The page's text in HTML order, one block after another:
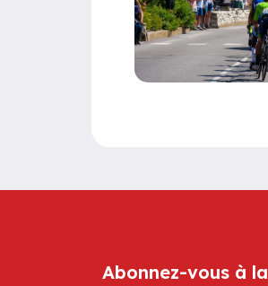
Abonnez-vous à la